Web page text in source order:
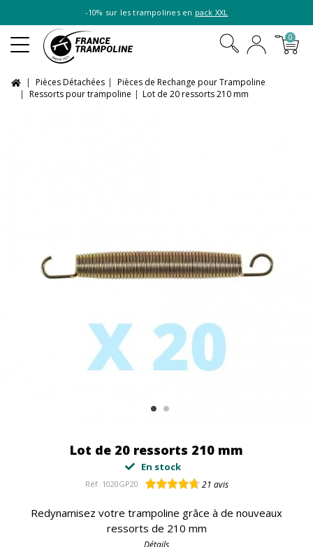
-10% sur les trampolines en pack XXL
0
Pièces Détachées
Pièces de Rechange pour Trampoline
Ressorts pour trampoline
Lot de 20 ressorts 210 mm
Lot de 20 ressorts 210 mm
En stock
Réf. 1020GP20 21 avis
Redynamisez votre trampoline grâce à de nouveaux
ressorts de 210 mm
Détails